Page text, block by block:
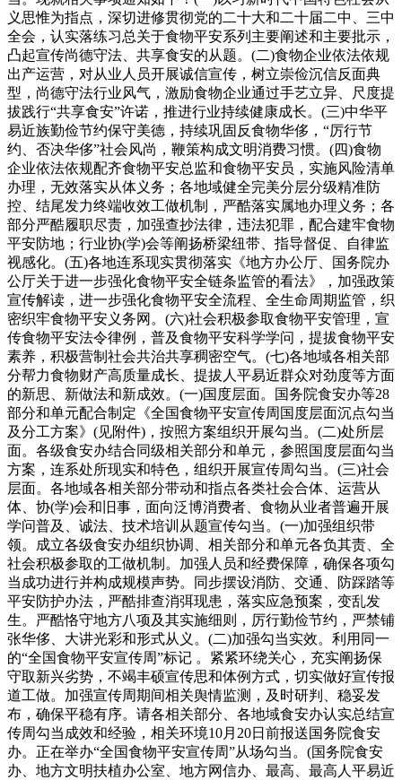
义思惟为指点，深切进修贯彻党的二十大和二十届二中、三中
全会，认实落练习总关于食物平安系列主要阐述和主要批示，
凸起宣传尚德守法、共享食安的从题。(二)食物企业依法依规
出产运营，对从业人员开展诚信宣传，树立崇俭沉信反面典
型，尚德守法行业风气，激励食物企业通过手艺立异、尺度提
拔践行“共享食安”许诺，推进行业持续健康成长。(三)中华平
易近族勤俭节约保守美德，持续巩固反食物华侈，“厉行节
约、否决华侈”社会风尚，鞭策构成文明消费习惯。(四)食物
企业依法依规配齐食物平安总监和食物平安员，实施风险清单
办理，无效落实从体义务；各地域健全完美分层分级精准防
控、结尾发力终端收效工做机制，严酷落实属地办理义务；各
部分严酷履职尽责，加强查抄法律，违法犯罪，配合建牢食物
平安防地；行业协(学)会等阐扬桥梁纽带、指导督促、自律监
视感化。(五)各地连系现实贯彻落实《地方办公厅、国务院办
公厅关于进一步强化食物平安全链条监管的看法》，加强政策
宣传解读，进一步强化食物平安全流程、全生命周期监管，织
密织牢食物平安义务网。(六)社会积极参取食物平安管理，宣
传食物平安法令律例，普及食物平安科学学问，提拔食物平安
素养，积极营制社会共治共享稠密空气。(七)各地域各相关部
分帮力食物财产高质量成长、提拔人平易近群众对劲度等方面
的新思、新做法和新成效。(一)国度层面。国务院食安办等28
部分和单元配合制定《全国食物平安宣传周国度层面沉点勾当
及分工方案》(见附件)，按照方案组织开展勾当。(二)处所层
面。各级食安办结合同级相关部分和单元，参照国度层面勾当
方案，连系处所现实和特色，组织开展宣传周勾当。(三)社会
层面。各地域各相关部分带动和指点各类社会合体、运营从
体、协(学)会和旧事，面向泛博消费者、食物从业者普遍开展
学问普及、诚法、技术培训从题宣传勾当。(一)加强组织带
领。成立各级食安办组织协调、相关部分和单元各负其责、全
社会积极参取的工做机制。加强人员和经费保障，确保各项勾
当成功进行并构成规模声势。同步摆设消防、交通、防踩踏等
平安防护办法，严酷排查消弭现患，落实应急预案，变乱发
生。严酷恪守地方八项及其实施细则，厉行勤俭节约，严禁铺
张华侈、大讲光彩和形式从义。(二)加强勾当实效。利用同一
的“全国食物平安宣传周”标记 。紧紧环绕关心，充实阐扬保
守取新兴劣势，不竭丰硕宣传思和体例方式，切实做好宣传报
道工做。加强宣传周期间相关舆情监测，及时研判、稳妥发
布，确保平稳有序。请各相关部分、各地域食安办认实总结宣
传周勾当成效和经验，相关环境10月20日前报送国务院食安
办。正在举办“全国食物平安宣传周”从场勾当。(国务院食安
办、地方文明扶植办公室、地方网信办、最高、最高人平易近